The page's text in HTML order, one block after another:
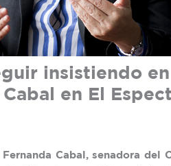
insistiendo
en El
Cabal, senadora del